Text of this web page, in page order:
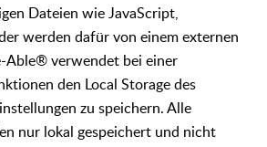
Dateien wie JavaScript,
werden dafür von einem externen
Able® verwendet bei einer
den Local Storage des
zu speichern. Alle
nur lokal gespeichert und nicht